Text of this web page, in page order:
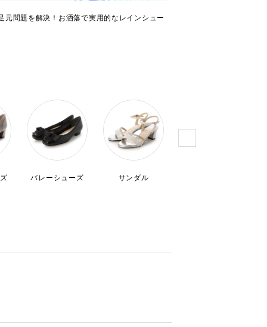
元問題を解決！お洒落で実用的なレインシュー
バレーシューズ サンダル